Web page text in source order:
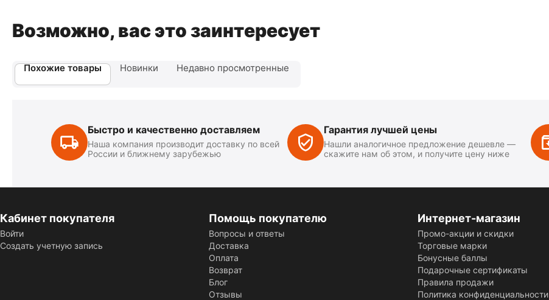
Возможно, вас это заинтересует
Похожие товары Новинки Недавно просмотренные
Быстро и качественно доставляем
Наша компания производит доставку по всей
России и ближнему зарубежью
Гарантия лучшей цены
Нашли аналогичное предложение дешевле —
скажите нам об этом, и получите цену ниже
Кабинет покупателя
Войти
Создать учетную запись
Помощь покупателю
Вопросы и ответы
Доставка
Оплата
Возврат
Блог
Отзывы
Интернет-магазин
Промо-акции и скидки
Торговые марки
Бонусные баллы
Подарочные сертификаты
Правила продажи
Политика конфиденциальности